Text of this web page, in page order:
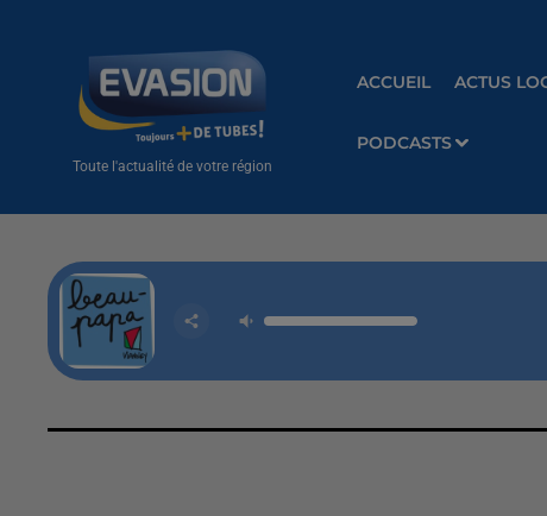
Toute l'actualité de votre région
ACCUEIL ACTUS
PODCASTS